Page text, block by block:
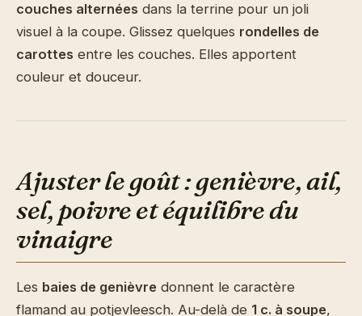
couches alternées dans la terrine pour un joli
visuel à la coupe. Glissez quelques rondelles de
carottes entre les couches. Elles apportent
couleur et douceur.
Ajuster le goût : genièvre, ail,
sel, poivre et équilibre du
vinaigre
Les baies de genièvre donnent le caractère
flamand au potjevleesch. Au-delà de 1 c. à soupe,